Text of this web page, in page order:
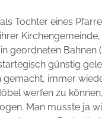
Tochter eines
geordneten
günstig
gemacht, immer
werfen zu
Man musste ja